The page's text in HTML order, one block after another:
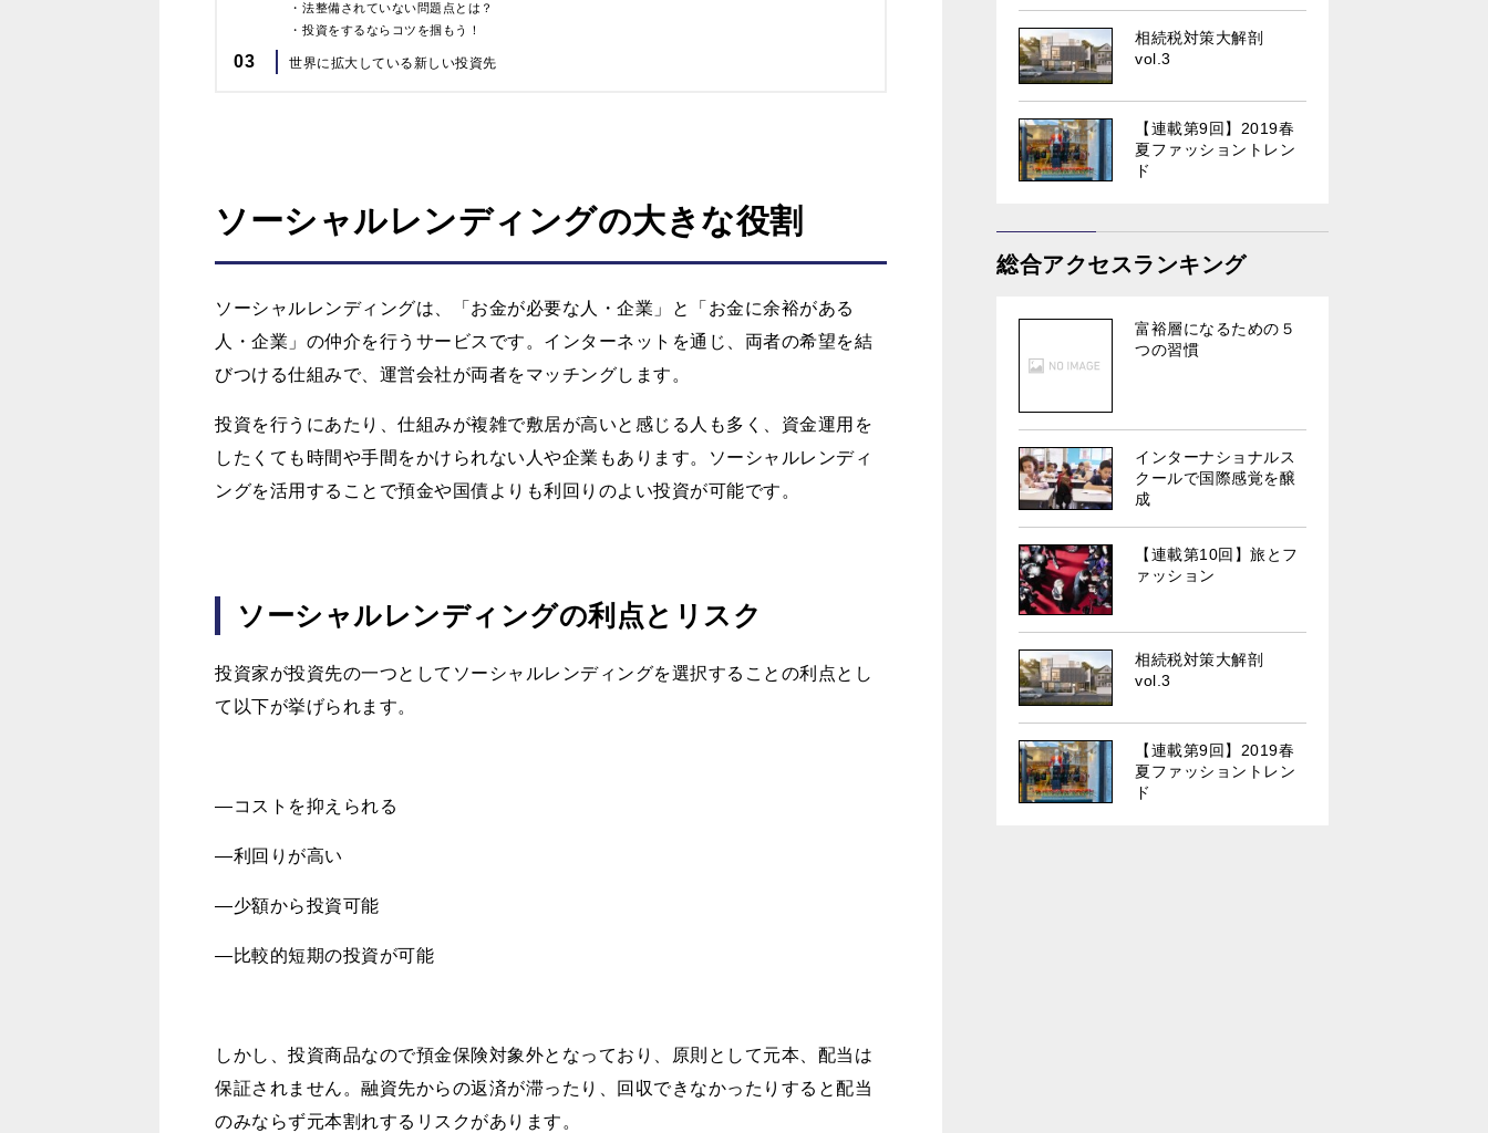
法整備されていない問題点とは？
投資をするならコツを掴もう！
03 世界に拡大している新しい投資先
ソーシャルレンディングの大きな役割
ソーシャルレンディングは、「お金が必要な人・企業」と「お金に余裕がある
人・企業」の仲介を行うサービスです。インターネットを通じ、両者の希望を結
びつける仕組みで、運営会社が両者をマッチングします。
投資を行うにあたり、仕組みが複雑で敷居が高いと感じる人も多く、資金運用を
したくても時間や手間をかけられない人や企業もあります。ソーシャルレンディ
ングを活用することで預金や国債よりも利回りのよい投資が可能です。
ソーシャルレンディングの利点とリスク
投資家が投資先の一つとしてソーシャルレンディングを選択することの利点とし
て以下が挙げられます。
―コストを抑えられる
―利回りが高い
―少額から投資可能
―比較的短期の投資が可能
しかし、投資商品なので預金保険対象外となっており、原則として元本、配当は
保証されません。融資先からの返済が滞ったり、回収できなかったりすると配当
のみならず元本割れするリスクがあります。
相続税対策大解剖
vol.3
【連載第9回】2019春
夏ファッショントレン
ド
総合アクセスランキング
富裕層になるための５
つの習慣
インターナショナルス
クールで国際感覚を醸
成
【連載第10回】旅とフ
ァッション
相続税対策大解剖
vol.3
【連載第9回】2019春
夏ファッショントレン
ド